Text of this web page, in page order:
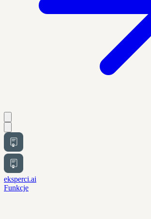
eksperci.ai
Funkcje